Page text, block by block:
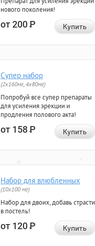
нового поколения!
от 200Р Купить
Супер набор
(2х160мг, 4х80мг)
Попробуй все супер препараты
для усиления эрекции и
продления полового акта!
от 158Р Купить
Набор для влюбленных
(10х100 мг)
Набор для двоих, добавь страсти
в постель!
от 120Р Купить